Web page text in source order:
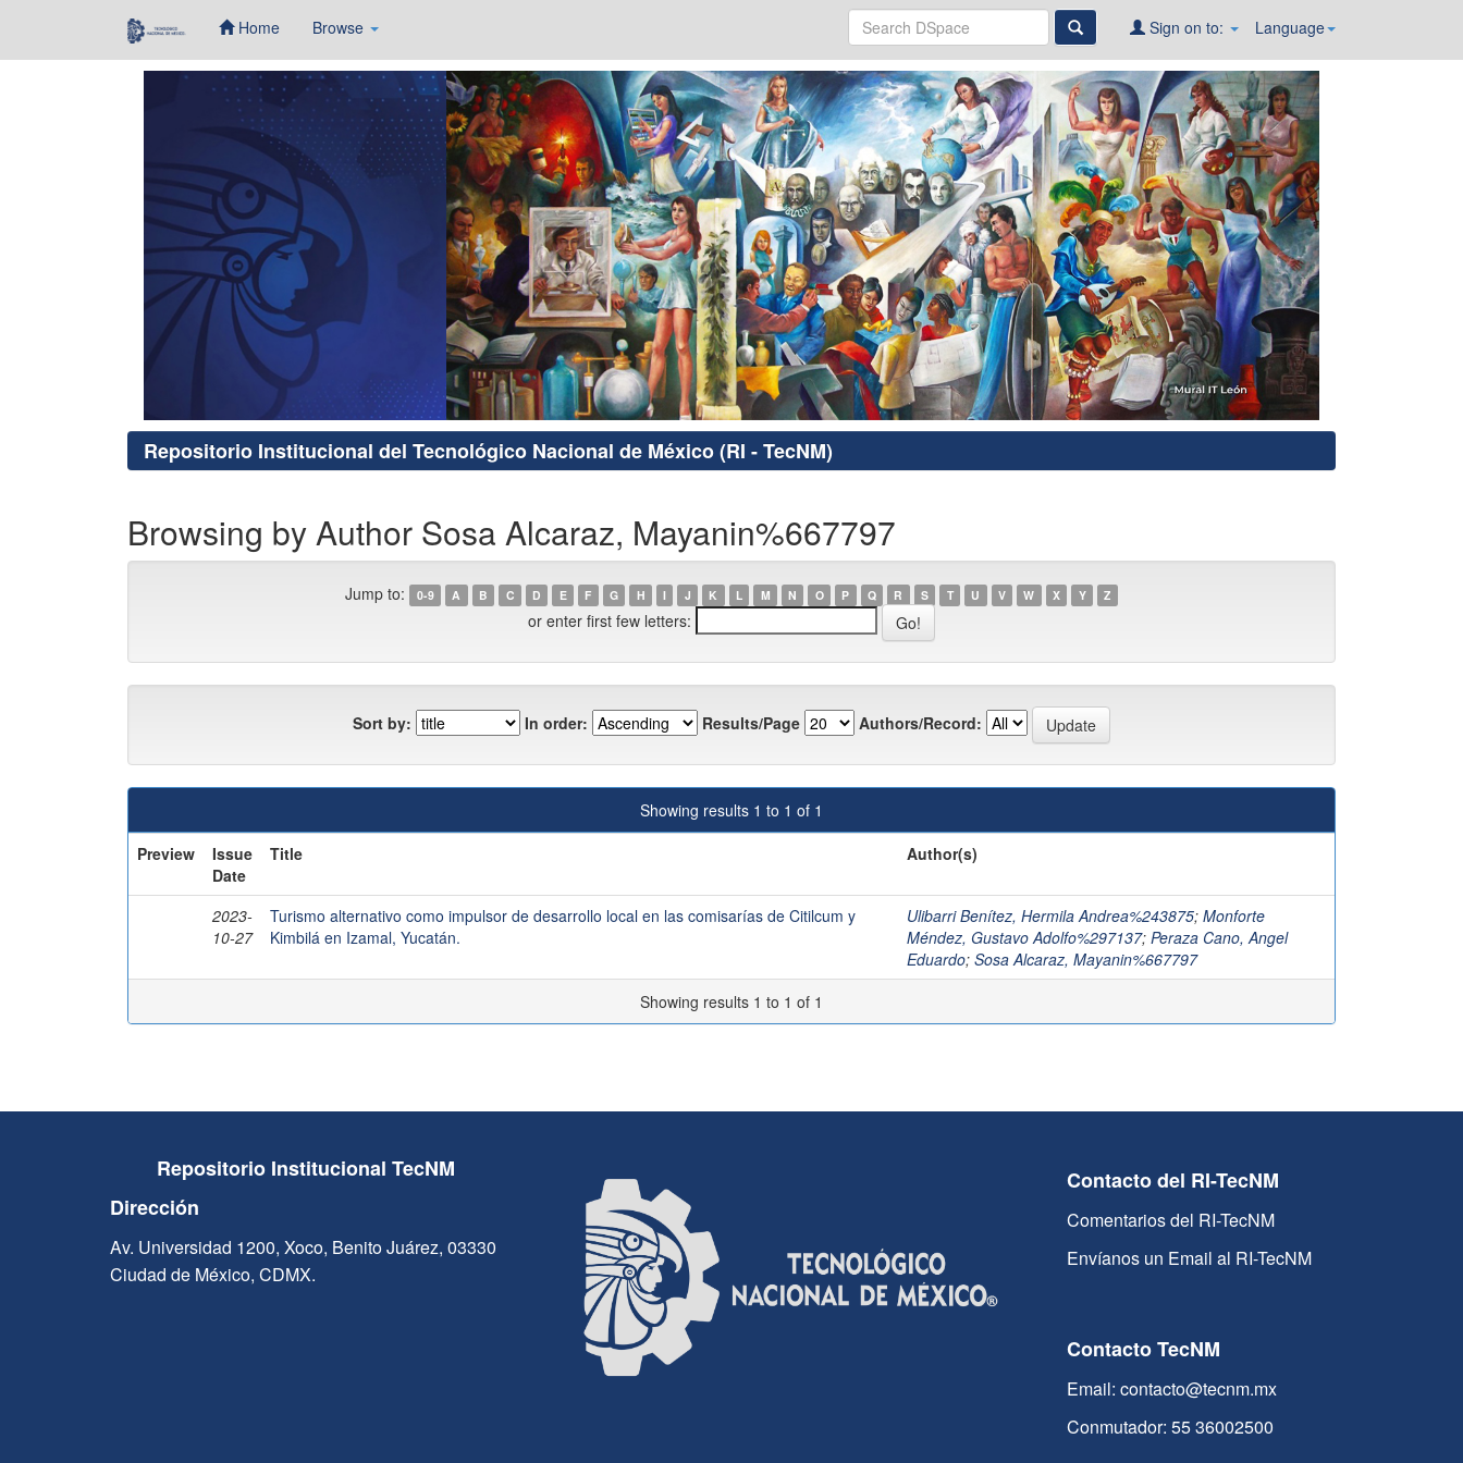
Home Browse Language
Sign on to:
Repositorio Institucional del Tecnológico Nacional de México (RI - TecNM)
Browsing by Author Sosa Alcaraz, Mayanin%667797
Jump to: 0-9 A B C D E F G H I J K L M N O P Q R S T U V W X Y Z
or enter first few letters:
Sort by: In order: Results/Page Authors/Record:
Showing results 1 to 1 of 1
Preview
Issue
Date
Title Author(s)
2023-
10-27
Turismo alternativo como impulsor de desarrollo local en las comisarías de Citilcum y
Kimbilá en Izamal, Yucatán.
Ulibarri Benítez, Hermila Andrea%243875; Monforte
Méndez, Gustavo Adolfo%297137; Peraza Cano, Angel
Eduardo; Sosa Alcaraz, Mayanin%667797
Showing results 1 to 1 of 1
Repositorio Institucional TecNM
Dirección
Av. Universidad 1200, Xoco, Benito Juárez, 03330
Ciudad de México, CDMX.
Contacto del RI-TecNM
Comentarios del RI-TecNM
Envíanos un Email al RI-TecNM
Contacto TecNM
Email: contacto@tecnm.mx
Conmutador: 55 36002500